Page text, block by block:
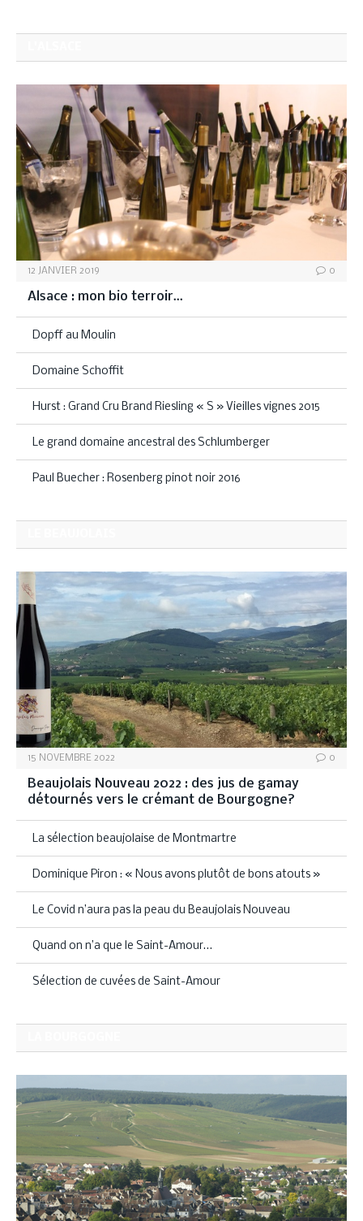
12 JANVIER 2019 0
Alsace : mon bio terroir…
Dopff au Moulin
Domaine Schoffit
Hurst : Grand Cru Brand Riesling « S » Vieilles vignes 2015
Le grand domaine ancestral des Schlumberger
Paul Buecher : Rosenberg pinot noir 2016
15 NOVEMBRE 2022 0
Beaujolais Nouveau 2022 : des jus de gamay
détournés vers le crémant de Bourgogne?
La sélection beaujolaise de Montmartre
Dominique Piron : « Nous avons plutôt de bons atouts »
Le Covid n’aura pas la peau du Beaujolais Nouveau
Quand on n’a que le Saint-Amour…
Sélection de cuvées de Saint-Amour